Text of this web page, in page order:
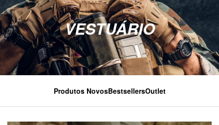
VESTUÁRIO
Produtos NovosBestsellersOutlet